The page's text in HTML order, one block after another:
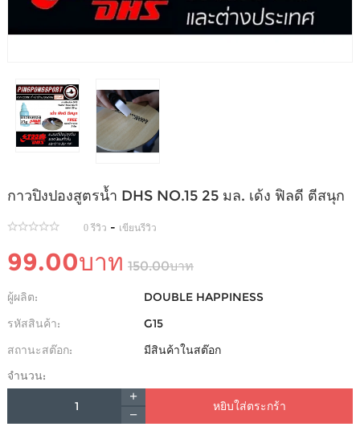
กาวปิงปองสูตรน้ำ DHS NO.15 25 มล. เด้ง ฟิลดี ตีสนุก
0 รีวิว - เขียนรีวิว
99.00บาท 150.00บาท
ผู้ผลิต:
DOUBLE HAPPINESS
รหัสสินค้า:
G15
สถานะสต๊อก:
มีสินค้าในสต๊อก
จำนวน:
หยิบใส่ตระกร้า